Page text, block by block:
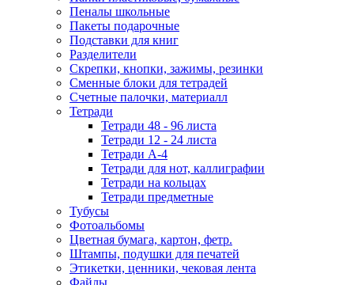
Пеналы школьные
Пакеты подарочные
Подставки для книг
Разделители
Скрепки, кнопки, зажимы, резинки
Сменные блоки для тетрадей
Счетные палочки, материалл
Тетради
Тетради 48 - 96 листа
Тетради 12 - 24 листа
Тетради А-4
Тетради для нот, каллиграфии
Тетради на кольцах
Тетради предметные
Тубусы
Фотоальбомы
Цветная бумага, картон, фетр.
Штампы, подушки для печатей
Этикетки, ценники, чековая лента
Файлы